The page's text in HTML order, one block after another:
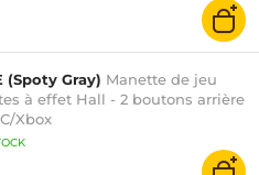
(Spoty Gray) Manette de jeu
à effet Hall - 2 boutons arrière
Xbox